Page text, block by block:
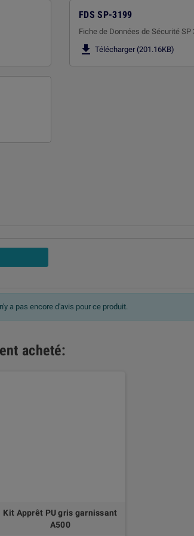
FDS SP-3199
Fiche de Données de Sécurité SP
 Télécharger (201.16KB)
a pas encore d'avis pour ce produit.
acheté:
Kit Apprêt PU gris garnissant
A500